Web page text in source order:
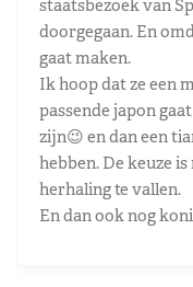
staatsbezoek van
doorgegaan. En
gaat maken.
Ik hoop dat ze een
passende japon
zijn😉 en dan een
hebben. De keuze
herhaling te vallen.
En dan ook nog